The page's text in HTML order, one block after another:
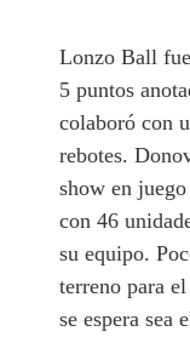
Lonzo Ball
5 puntos
colaboró con
rebotes.
show en
con 46
su equipo.
terreno para
se espera sea